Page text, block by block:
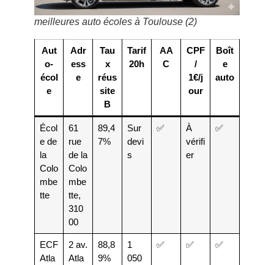
meilleures auto écoles à Toulouse (2)
Aut
o-
écol
e
Adr
ess
e
Tau
x
réus
site
B
Tarif
20h
AA
C
CPF
/
1€/j
our
Boît
e
auto
Écol
e de
la
Colo
mbe
tte
61
rue
de la
Colo
mbe
tte,
310
00
89,4
7%
Sur
devi
s
✅
À
vérifi
er
✅
ECF
Atla
2 av.
Atla
88,8
9%
1
050
✅ ✅ ✅